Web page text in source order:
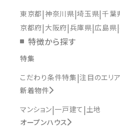
東京都 神奈川県 埼玉県 千葉
京都府 大阪府 兵庫県 広島県
特徴から探す
特集
こだわり条件特集 注目のエリ
新着物件
マンション 一戸建て 土地
オープンハウス